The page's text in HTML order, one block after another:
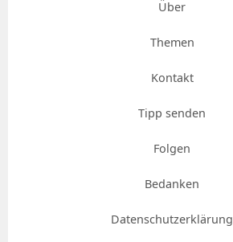
Über
Themen
Kontakt
Tipp senden
Folgen
Bedanken
Datenschutzerklärung